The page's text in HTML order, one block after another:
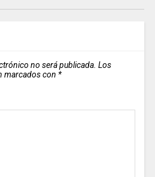
no será publicada. Los
marcados con *